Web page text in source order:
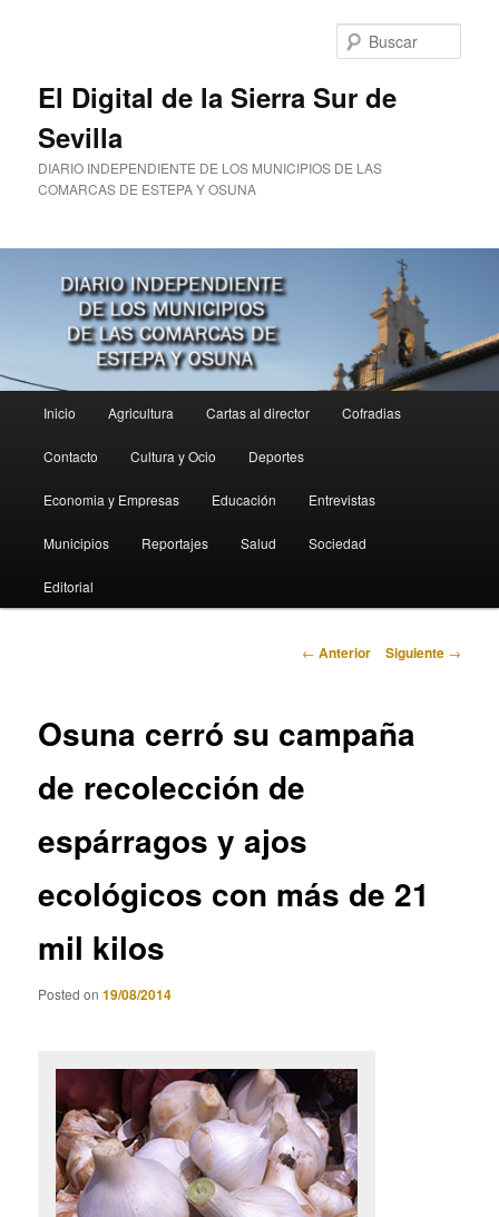
El Digital de la Sierra Sur de
Sevilla
DIARIO INDEPENDIENTE DE LOS MUNICIPIOS DE LAS
COMARCAS DE ESTEPA Y OSUNA
principal
Inicio Agricultura Cartas al director Cofradias
Contacto Cultura y Ocio Deportes
Economia y Empresas Educación Entrevistas
Municipios Reportajes Salud Sociedad
Editorial
Navegación
← Anterior Siguiente →
Osuna cerró su campaña
de recolección de
espárragos y ajos
ecológicos con más de 21
mil kilos
Posted on19/08/2014